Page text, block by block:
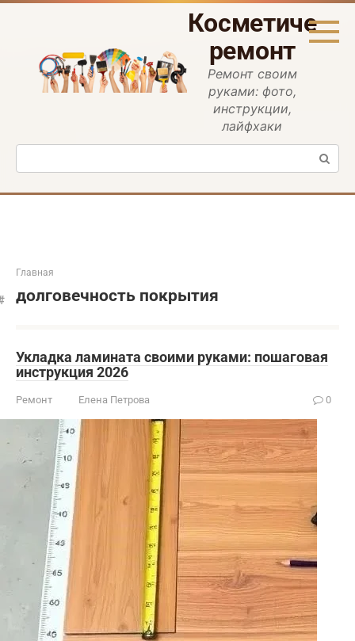
Перейти
ремонт
Ремонт своим
руками: фото,
инструкции,
лайфхаки
Поиск:
Главная
долговечность покрытия
Укладка ламината своими руками: пошаговая
инструкция 2026
Ремонт Елена Петрова 0